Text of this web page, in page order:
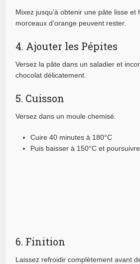
Mixez jusqu’à obtenir une pâte lisse et
morceaux d’orange peuvent rester.
4. Ajouter les Pépites
Versez la pâte dans un saladier et
chocolat délicatement.
5. Cuisson
Versez dans un moule chemisé.
Cuire 40 minutes à 180°C
Puis baisser à 150°C et
6. Finition
Laissez refroidir complètement avant